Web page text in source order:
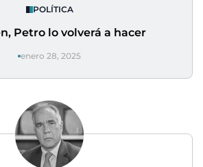
POLÍTICA
Petro lo volverá a hacer
enero 28, 2025